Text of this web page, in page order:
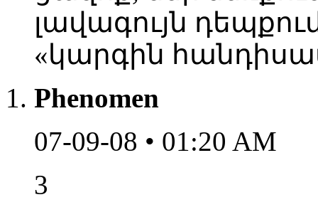
լավագույն
«կարգին
Phenomen
07-09-08 • 01:20 AM
3